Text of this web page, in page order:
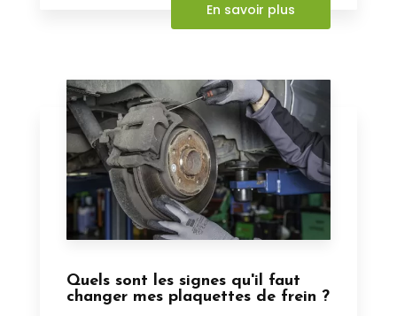
En savoir plus
Quels sont les signes qu'il faut
changer mes plaquettes de frein ?